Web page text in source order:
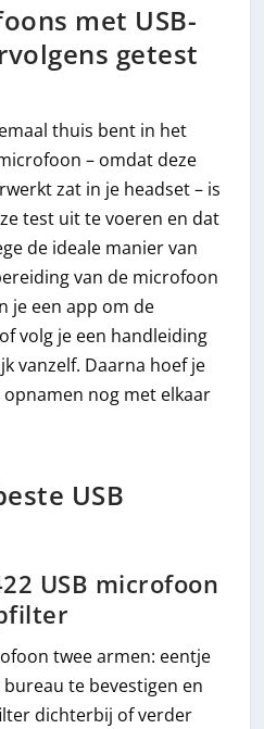
met USB-
getest
thuis bent in het
– omdat deze
zat in je headset – is
test uit te voeren en dat
de ideale manier van
van de microfoon
je een app om de
volg je een handleiding
vanzelf. Daarna hoef je
nog met elkaar
USB
USB microfoon
twee armen: eentje
te bevestigen en
dichterbij of verder